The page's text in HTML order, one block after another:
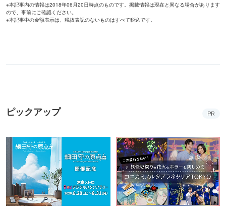
※本記事内の情報は2018年06月20日時点のものです。掲載情報は現在と異なる場合があります
ので、事前にご確認ください。
※本記事中の金額表示は、税抜表記のないものはすべて税込です。
ピックアップ PR